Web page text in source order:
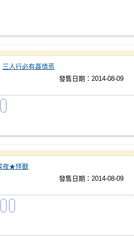
三人行必有姦情焉
發售日期：2014-08-09
夜★怪獸
發售日期：2014-08-09